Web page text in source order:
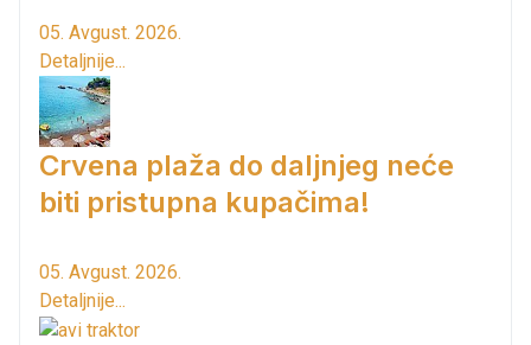
05. Avgust. 2026.
Detaljnije...
Crvena plaža do daljnjeg neće
biti pristupna kupačima!
05. Avgust. 2026.
Detaljnije...